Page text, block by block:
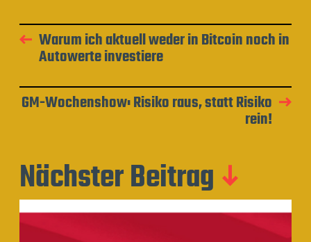
Warum ich aktuell weder in Bitcoin noch in
Autowerte investiere
GM-Wochenshow: Risiko raus, statt Risiko
rein!
Nächster Beitrag